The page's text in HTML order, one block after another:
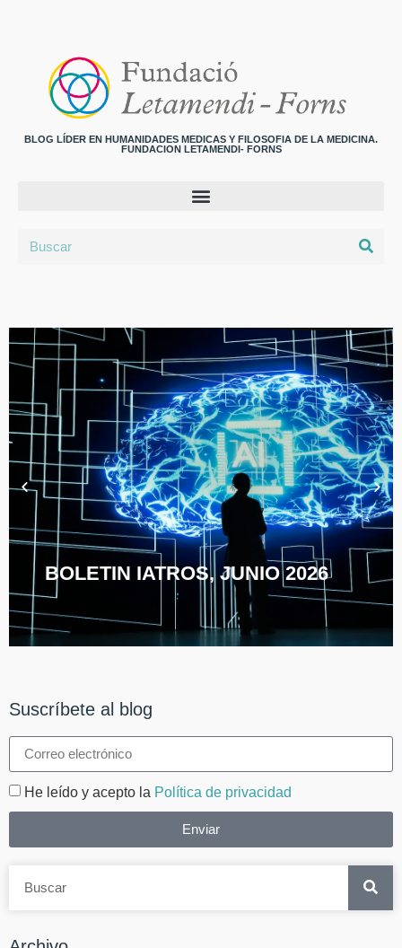
BLOG LÍDER EN HUMANIDADES MEDICAS Y FILOSOFIA DE LA MEDICINA.
FUNDACION LETAMENDI- FORNS
BOLETIN IATROS, JUNIO 2026
Suscríbete al blog
He leído y acepto la Política de privacidad
Enviar